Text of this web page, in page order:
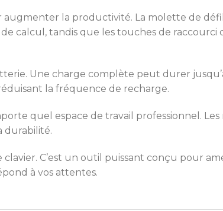
la productivité. La molette de
calcul, tandis que les touches de
Une charge complète peut durer
réduisant la fréquence de recharge.
quel espace de travail professionnel.
durabilité.
clavier. C’est un outil puissant conçu pour
à vos attentes.